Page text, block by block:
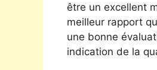
être un excellent
meilleur rapport
une bonne
indication de la